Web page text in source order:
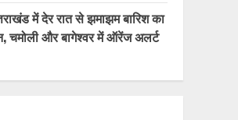
में देर रात से झमाझम बारिश का
चमोली और बागेश्वर में ऑरेंज अलर्ट